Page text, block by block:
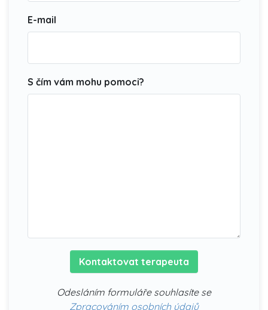
E-mail
S čím vám mohu pomoci?
Kontaktovat terapeuta
Odesláním formuláře souhlasíte se
Zpracováním osobních údajů